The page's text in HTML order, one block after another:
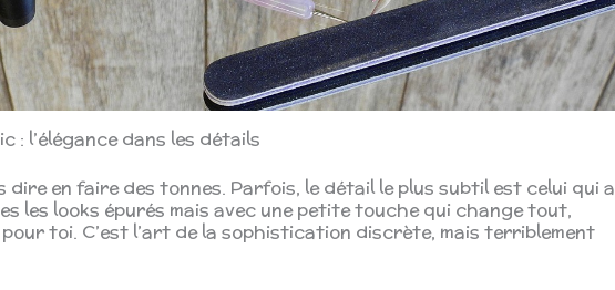
: l’élégance dans les détails
dire en faire des tonnes. Parfois, le détail le plus subtil est celui qui a
les looks épurés mais avec une petite touche qui change tout,
toi. C’est l’art de la sophistication discrète, mais terriblement